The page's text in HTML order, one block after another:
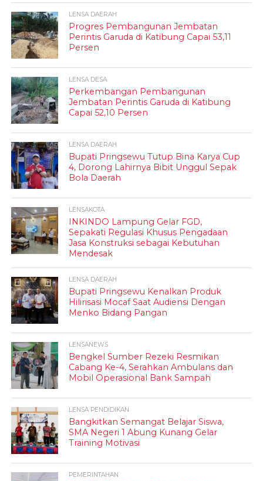
LENSA DAERAH
Progres Pembangunan Jembatan
Perintis Garuda di Katibung Capai 53,11
Persen
LENSA DESA
Perkembangan Pembangunan
Jembatan Perintis Garuda di Katibung
Capai 52,10 Persen
LENSA DAERAH
Bupati Pringsewu Tutup Bina Karya Cup
4, Dorong Lahirnya Bibit Unggul Sepak
Bola Daerah
LENSAKOTA
INKINDO Lampung Gelar FGD,
Sepakati Regulasi Khusus Pengadaan
Jasa Konstruksi sebagai Kebutuhan
Mendesak
LENSA DAERAH
Bupati Pringsewu Kenalkan Produk
Hilirisasi Mocaf Saat Audiensi Dengan
Menko Bidang Pangan
LENSANEWS
Bengkel Sumber Rezeki Resmikan
Cabang Ke-4, Serahkan Ambulans dan
Mobil Operasional Bank Sampah
LENSA PENDIDIKAN
Bangkitkan Semangat Belajar Siswa,
SMA Negeri 1 Abung Kunang Gelar
Training Motivasi
PEMERINTAHAN